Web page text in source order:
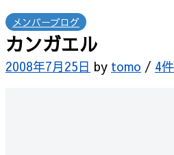
メンバーブログ
カンガエル
2008年7月25日 by tomo / 4